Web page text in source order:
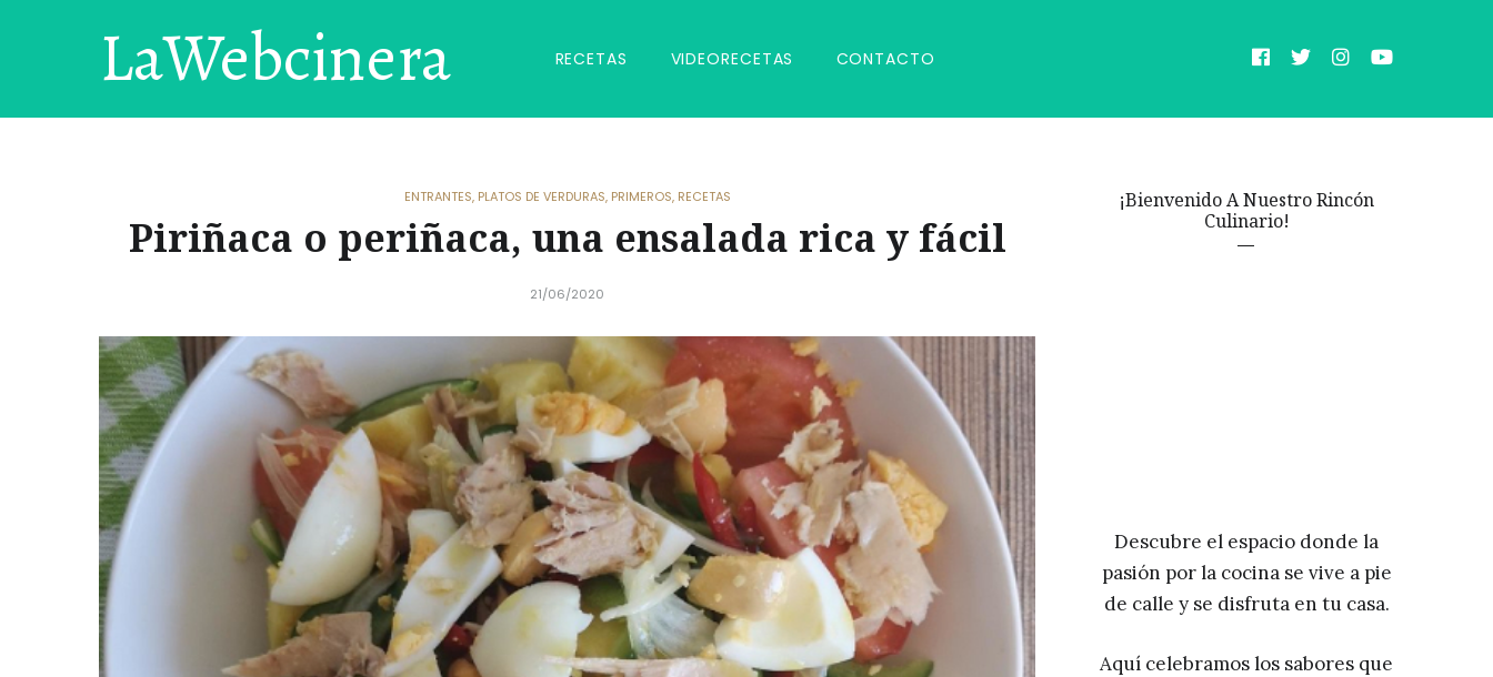
LaWebcinera RECETAS VIDEORECETAS CONTACTO
ENTRANTES, PLATOS DE VERDURAS, PRIMEROS, RECETAS
Piriñaca o periñaca, una ensalada rica y fácil
21/06/2020
¡Bienvenido A Nuestro Rincón
Culinario!
Descubre el espacio donde la
pasión por la cocina se vive a pie
de calle y se disfruta en tu casa.
Aquí celebramos los sabores que